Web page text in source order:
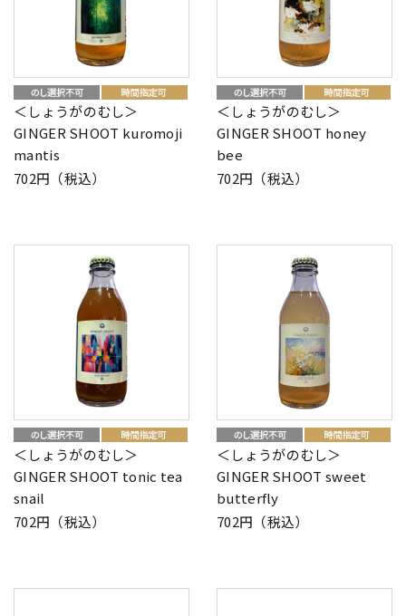
＜しょうがのむし＞
GINGER SHOOT kuromoji
mantis
702円（税込）
＜しょうがのむし＞
GINGER SHOOT honey
bee
702円（税込）
＜しょうがのむし＞
GINGER SHOOT tonic tea
snail
702円（税込）
＜しょうがのむし＞
GINGER SHOOT sweet
butterfly
702円（税込）